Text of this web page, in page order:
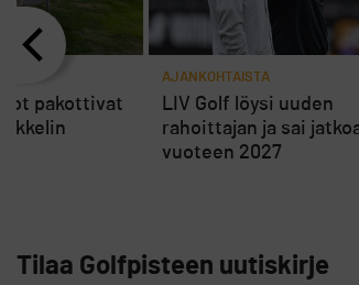
pakottivat
AJANKOHTAISTA
LIV Golf löysi uuden
rahoittajan ja sai
vuoteen 2027
Tilaa Golfpisteen uutiskirje